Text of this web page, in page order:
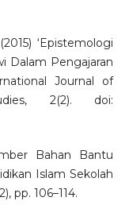
‘Epistemologi
Dalam Pengajaran
Journal of
2(2). doi:
Bahan Bantu
Islam Sekolah
pp. 106–114.